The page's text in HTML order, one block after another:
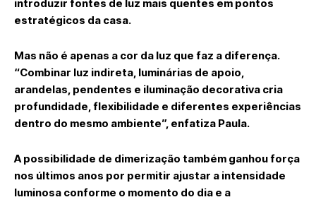
introduzir fontes de luz mais quentes em pontos
estratégicos da casa.
Mas não é apenas a cor da luz que faz a diferença.
“Combinar luz indireta, luminárias de apoio,
arandelas, pendentes e iluminação decorativa cria
profundidade, flexibilidade e diferentes experiências
dentro do mesmo ambiente”, enfatiza Paula.
A possibilidade de dimerização também ganhou força
nos últimos anos por permitir ajustar a intensidade
luminosa conforme o momento do dia e a